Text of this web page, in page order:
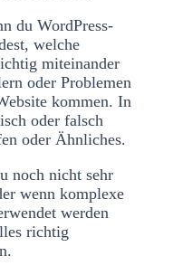
du WordPress-
welche
miteinander
oder Problemen
kommen. In
oder falsch
oder Ähnliches.
noch nicht sehr
wenn komplexe
werden
richtig